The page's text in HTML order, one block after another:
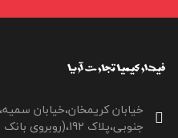
خیابان کریمخان،خیابان
جنوبی،پلاک 192،(روبروی بانک سپه)طبقه 3،واحد 14